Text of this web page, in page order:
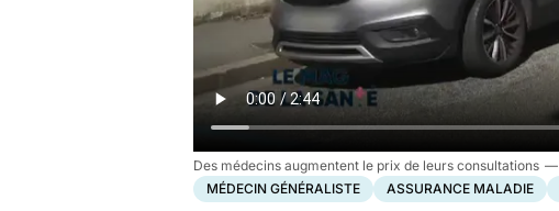
Des médecins augmentent le prix de leurs consultations
MÉDECIN GÉNÉRALISTE
ASSURANCE MALADIE